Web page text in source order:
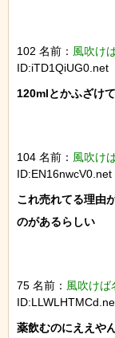
102 名前： 風吹け
ID:iTD1QiUG0.net
120mlとかふざけ
104 名前： 風吹け
ID:EN16nwcV0.net
これ売れてる理由
のがあるらしい
75 名前： 風吹けば
薬飲むのにええや